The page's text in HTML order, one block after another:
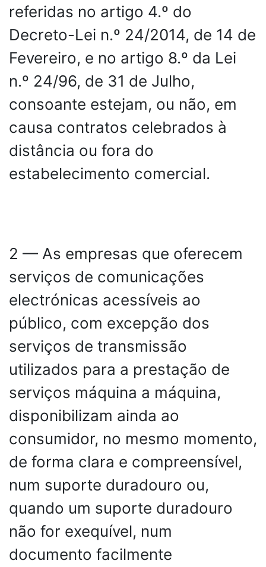
referidas no artigo 4.º do
Decreto-Lei n.º 24/2014, de 14 de
Fevereiro, e no artigo 8.º da Lei
n.º 24/96, de 31 de Julho,
consoante estejam, ou não, em
causa contratos celebrados à
distância ou fora do
estabelecimento comercial.
2 — As empresas que oferecem
serviços de comunicações
electrónicas acessíveis ao
público, com excepção dos
serviços de transmissão
utilizados para a prestação de
serviços máquina a máquina,
disponibilizam ainda ao
consumidor, no mesmo momento,
de forma clara e compreensível,
num suporte duradouro ou,
quando um suporte duradouro
não for exequível, num
documento facilmente